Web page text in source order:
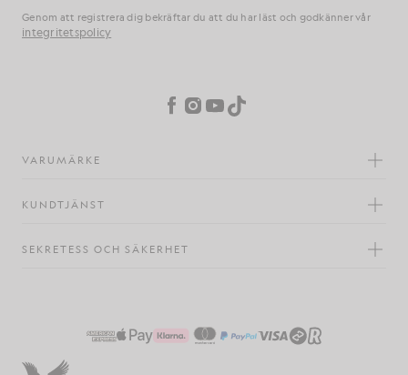
Genom att registrera dig bekräftar du att du har läst och godkänner vår
integritetspolicy
Facebook
Instagram
YouTube
TikTok
VARUMÄRKE
KUNDTJÄNST
SEKRETESS OCH SÄKERHET